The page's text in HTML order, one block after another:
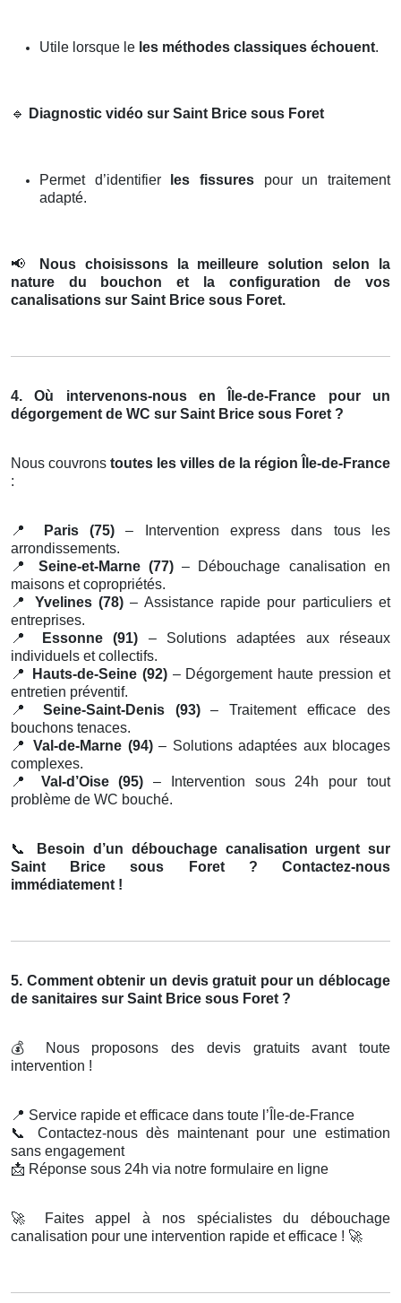
Utile lorsque le les méthodes classiques échouent.
🔹 Diagnostic vidéo sur Saint Brice sous Foret
Permet d’identifier les fissures pour un traitement
adapté.
📢
Nous choisissons la meilleure solution selon la
nature du bouchon et la configuration de vos
canalisations sur Saint Brice sous Foret.
4. Où intervenons-nous en Île-de-France pour un
dégorgement de WC sur Saint Brice sous Foret ?
Nous couvrons toutes les villes de la région Île-de-France
:
📍 Paris (75) – Intervention express dans tous les
arrondissements.
📍
Seine-et-Marne (77)– Débouchage canalisation en
maisons et copropriétés.
📍
Yvelines (78) – Assistance rapide pour particuliers et
entreprises.
📍
Essonne (91) – Solutions adaptées aux réseaux
individuels et collectifs.
📍
Hauts-de-Seine (92)– Dégorgement haute pression et
entretien préventif.
📍
Seine-Saint-Denis (93)– Traitement efficace des
bouchons tenaces.
📍
Val-de-Marne (94)– Solutions adaptées aux blocages
complexes.
📍
Val-d’Oise (95) – Intervention sous 24h pour tout
problème de WC bouché.
📞
Besoin d’un débouchage canalisation urgent sur
Saint Brice sous Foret ? Contactez-nous
immédiatement !
5. Comment obtenir un devis gratuit pour un déblocage
de sanitaires sur Saint Brice sous Foret ?
💰
Nous proposons des devis gratuits avant toute
intervention !
📍 Service rapide et efficace dans toute l’Île-de-France
📞
Contactez-nous dès maintenant pour une estimation
sans engagement
📩 Réponse sous 24h via notre formulaire en ligne
🚀
Faites appel à nos spécialistes du débouchage
canalisation pour une intervention rapide et efficace ! 🚀